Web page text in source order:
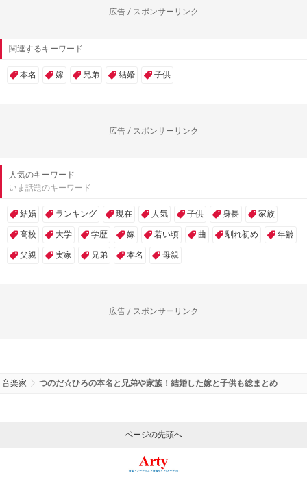
広告 / スポンサーリンク
関連するキーワード
本名 嫁 兄弟 結婚 子供
広告 / スポンサーリンク
人気のキーワード
いま話題のキーワード
結婚 ランキング 現在 人気 子供 身長 家族
高校 大学 学歴 嫁 若い頃 曲 馴れ初め 年齢
父親 実家 兄弟 本名 母親
広告 / スポンサーリンク
音楽家 つのだ☆ひろの本名と兄弟や家族！結婚した嫁と子供も総まとめ
ページの先頭へ